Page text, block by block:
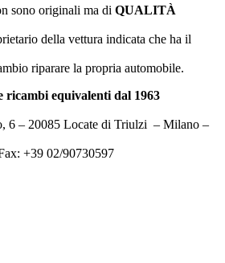
sono originali ma di QUALITÀ
della vettura indicata che ha il
riparare la propria automobile.
equivalenti dal 1963
6 – 20085 Locate di Triulzi – Milano –
+39 02/90730597